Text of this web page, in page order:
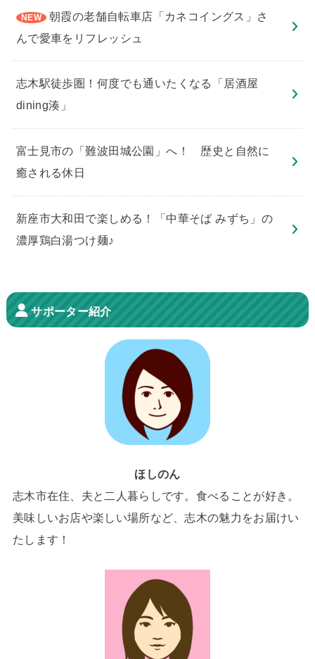
朝霞の老舗自転車店「カネコイングス」さ
んで愛車をリフレッシュ
志木駅徒歩圏！何度でも通いたくなる「居酒屋
dining湊」
​富士見市の「難波田城公園」へ！ 歴史と自然に
癒される休日
新座市大和田で楽しめる！「中華そば みずち」の
濃厚鶏白湯つけ麺♪
サポーター紹介
ほしのん
志木市在住、夫と二人暮らしです。食べることが好き。
美味しいお店や楽しい場所など、志木の魅力をお届けい
たします！